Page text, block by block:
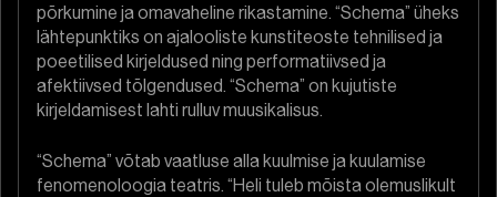
põrkumine ja omavaheline rikastamine. “Schema” üheks
lähtepunktiks on ajalooliste kunstiteoste tehnilised ja
poeetilised kirjeldused ning performatiivsed ja
afektiivsed tõlgendused. “Schema” on kujutiste
kirjeldamisest lahti rulluv muusikalisus.
“Schema” võtab vaatluse alla kuulmise ja kuulamise
fenomenoloogia teatris. “Heli tuleb mõista olemuslikult